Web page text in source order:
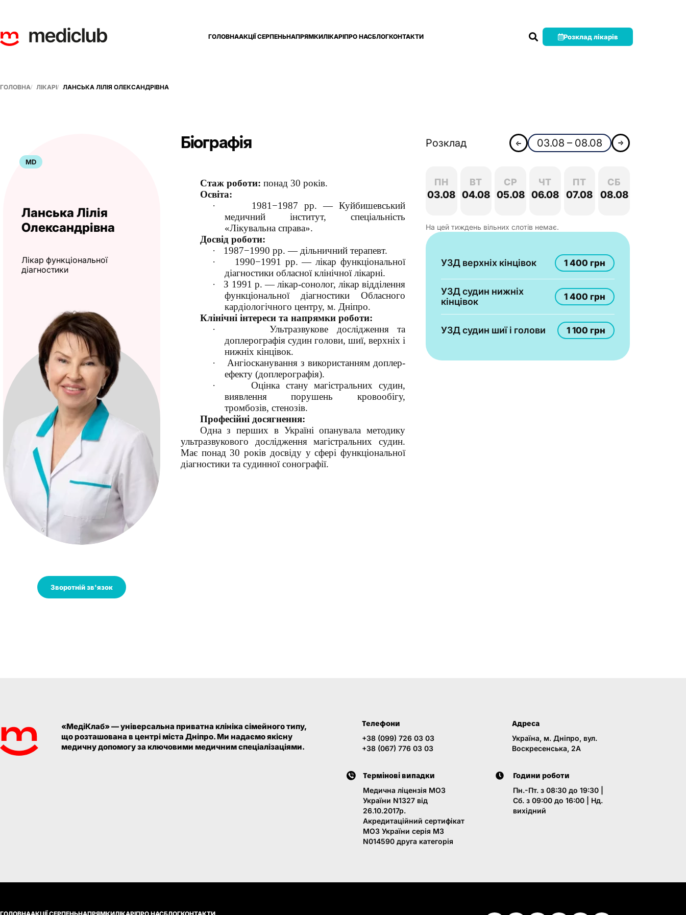
ГОЛОВНААКЦІЇ СЕРПЕНЬНАПРЯМКИЛІКАРІПРО НАСБЛОГКОНТАКТИ Розклад лікарів
ГОЛОВНА ЛІКАРІ ЛАНСЬКА ЛІЛІЯ ОЛЕКСАНДРІВНА
MD
Ланська Лілія
Олександрівна
Лікар функціональної
діагностики
Зворотній зв'язок
Біографія
Стаж роботи: понад 30 років.
Освіта:
·
1981−1987 рр. — Куйбишевський
медичний інститут, спеціальність
«Лікувальна справа».
Досвід роботи:
·
1987−1990 рр. — дільничний терапевт.
·
1990−1991 рр. — лікар функціональної
діагностики обласної клінічної лікарні.
·
З 1991 р. — лікар-сонолог, лікар відділення
функціональної діагностики Обласного
кардіологічного центру, м. Дніпро.
Клінічні інтереси та напрямки роботи:
·
Ультразвукове дослідження та
доплерографія судин голови, шиї, верхніх і
нижніх кінцівок.
·
Ангіосканування з використанням доплер-
ефекту (доплерографія).
·
Оцінка стану магістральних судин,
виявлення порушень кровообігу,
тромбозів, стенозів.
Професійні досягнення:
Одна з перших в Україні опанувала методику
ультразвукового дослідження магістральних судин.
Має понад 30 років досвіду у сфері функціональної
діагностики та судинної сонографії.
Розклад 03.08 – 08.08
ПН
03.08
ВТ
04.08
СР
05.08
ЧТ
06.08
ПТ
07.08
СБ
08.08
На цей тиждень вільних слотів немає.
УЗД верхніх кінцівок 1 400 грн
УЗД судин нижніх
кінцівок
1 400 грн
УЗД судин шиї і голови 1 100 грн
«МедіКлаб» — універсальна приватна клініка сімейного типу,
що розташована в центрі міста Дніпро. Ми надаємо якісну
медичну допомогу за ключовими медичним спеціалізаціями.
Телефони
+38 (099) 726 03 03
+38 (067) 776 03 03
Адреса
Україна, м. Дніпро, вул.
Воскресенська, 2A
Термінові випадки
Медична ліцензія МОЗ
України N1327 від
26.10.2017р.
Акредитаційний сертифікат
МОЗ України серія МЗ
N014590 друга категорія
Години роботи
Пн.-Пт. з 08:30 до 19:30 |
Сб. з 09:00 до 16:00 | Нд.
вихідний